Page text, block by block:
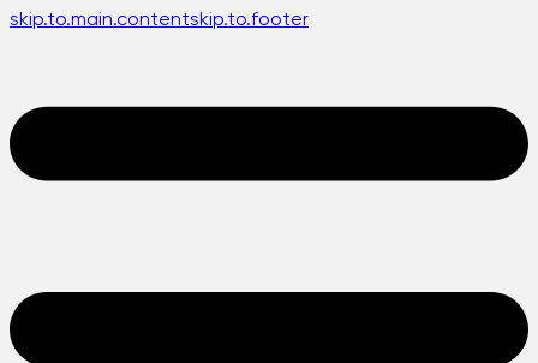
skip.to.main.contentskip.to.footer